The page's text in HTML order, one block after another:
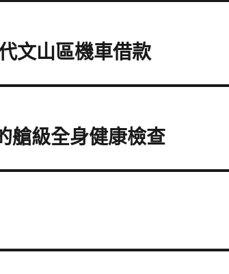
文山區機車借款
艙級全身健康檢查